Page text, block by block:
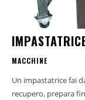
MACCHINE
Un impastatrice fai
recupero, prepara